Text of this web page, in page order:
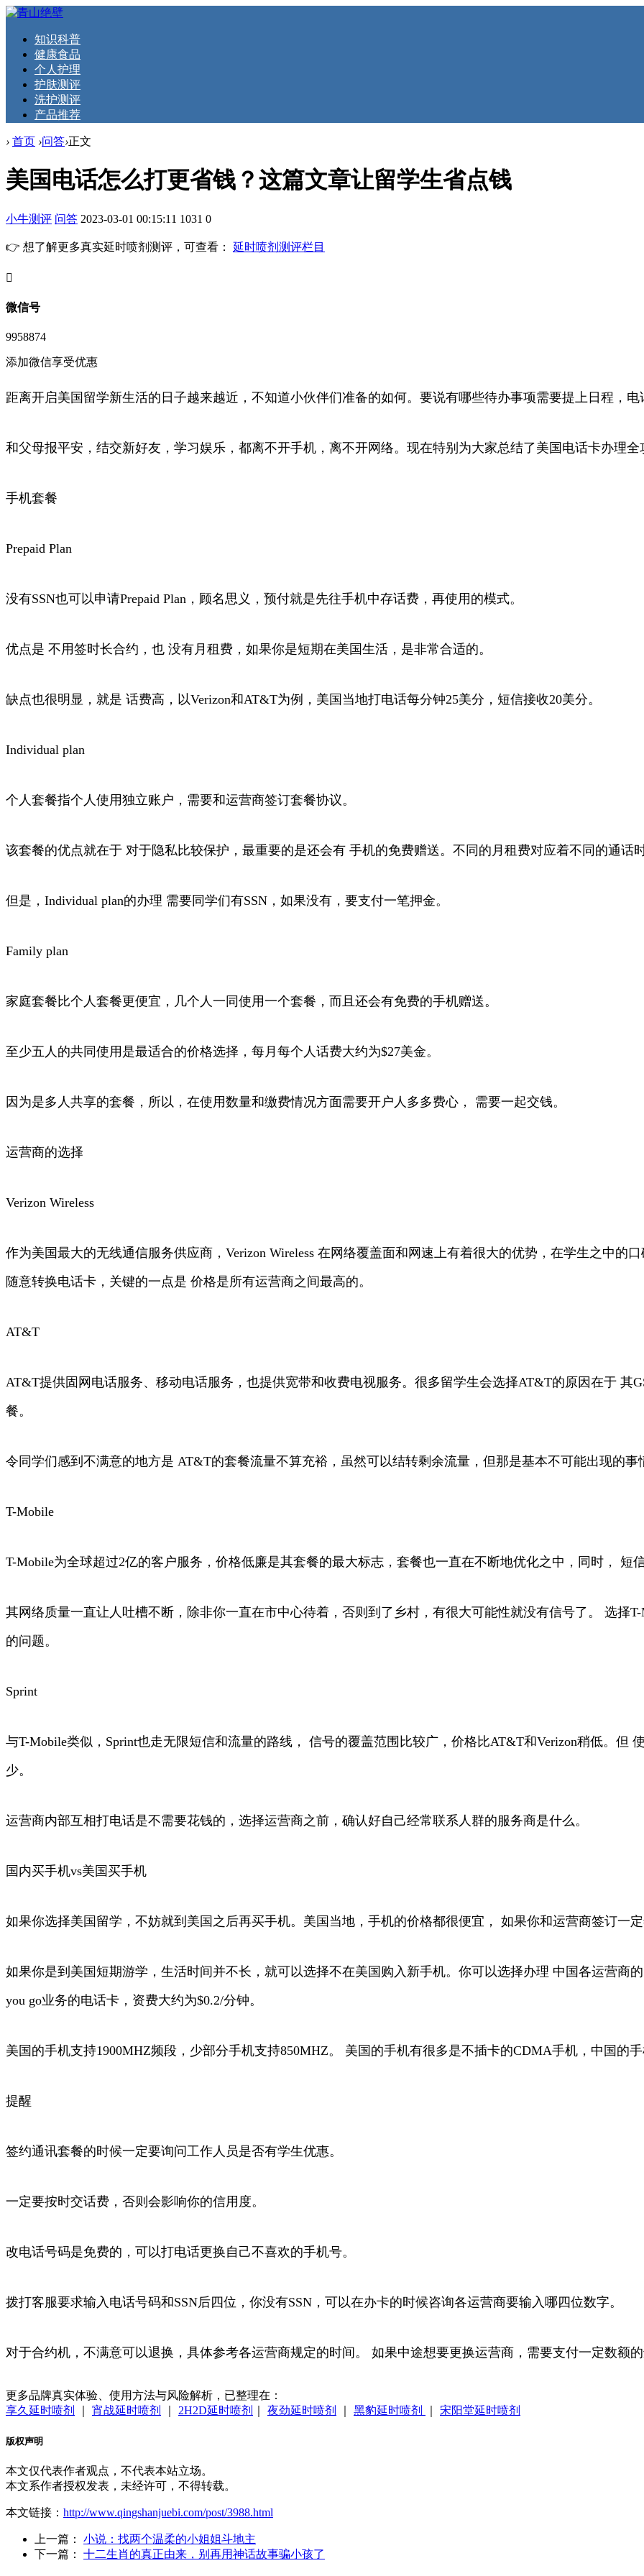
知识科普
健康食品
个人护理
护肤测评
洗护测评
产品推荐
› 首页 ›问答›正文
美国电话怎么打更省钱？这篇文章让留学生省点钱
小牛测评 问答 2023-03-01 00:15:11 1031 0
👉 想了解更多真实延时喷剂测评，可查看： 延时喷剂测评栏目
󦘖
微信号
9958874
添加微信享受优惠
距离开启美国留学新生活的日子越来越近，不知道小伙伴们准备的如何。要说有哪些待办事项需要提上日程，
和父母报平安，结交新好友，学习娱乐，都离不开手机，离不开网络。现在特别为大家总结了美国电话卡办理
手机套餐
Prepaid Plan
没有SSN也可以申请Prepaid Plan，顾名思义，预付就是先往手机中存话费，再使用的模式。
优点是 不用签时长合约，也 没有月租费，如果你是短期在美国生活，是非常合适的。
缺点也很明显，就是 话费高，以Verizon和AT&T为例，美国当地打电话每分钟25美分，短信接收20美分。
Individual plan
个人套餐指个人使用独立账户，需要和运营商签订套餐协议。
该套餐的优点就在于 对于隐私比较保护，最重要的是还会有 手机的免费赠送。不同的月租费对应着不同的通话
但是，Individual plan的办理 需要同学们有SSN，如果没有，要支付一笔押金。
Family plan
家庭套餐比个人套餐更便宜，几个人一同使用一个套餐，而且还会有免费的手机赠送。
至少五人的共同使用是最适合的价格选择，每月每个人话费大约为$27美金。
因为是多人共享的套餐，所以，在使用数量和缴费情况方面需要开户人多多费心， 需要一起交钱。
运营商的选择
Verizon Wireless
作为美国最大的无线通信服务供应商，Verizon Wireless 在网络覆盖面和网速上有着很大的优势，在学生之中的
随意转换电话卡，关键的一点是 价格是所有运营商之间最高的。
AT&T
AT&T提供固网电话服务、移动电话服务，也提供宽带和收费电视服务。很多留学生会选择AT&T的原因在于 其
餐。
令同学们感到不满意的地方是 AT&T的套餐流量不算充裕，虽然可以结转剩余流量，但那是基本不可能出现的
T-Mobile
T-Mobile为全球超过2亿的客户服务，价格低廉是其套餐的最大标志，套餐也一直在不断地优化之中，同时， 短
其网络质量一直让人吐槽不断，除非你一直在市中心待着，否则到了乡村，有很大可能性就没有信号了。 选择
的问题。
Sprint
与T-Mobile类似，Sprint也走无限短信和流量的路线， 信号的覆盖范围比较广，价格比AT&T和Verizon稍低。但
少。
运营商内部互相打电话是不需要花钱的，选择运营商之前，确认好自己经常联系人群的服务商是什么。
国内买手机vs美国买手机
如果你选择美国留学，不妨就到美国之后再买手机。美国当地，手机的价格都很便宜， 如果你和运营商签订一
如果你是到美国短期游学，生活时间并不长，就可以选择不在美国购入新手机。你可以选择办理 中国各运营商
you go业务的电话卡，资费大约为$0.2/分钟。
美国的手机支持1900MHZ频段，少部分手机支持850MHZ。 美国的手机有很多是不插卡的CDMA手机，中国的
提醒
签约通讯套餐的时候一定要询问工作人员是否有学生优惠。
一定要按时交话费，否则会影响你的信用度。
改电话号码是免费的，可以打电话更换自己不喜欢的手机号。
拨打客服要求输入电话号码和SSN后四位，你没有SSN，可以在办卡的时候咨询各运营商要输入哪四位数字。
对于合约机，不满意可以退换，具体参考各运营商规定的时间。 如果中途想要更换运营商，需要支付一定数额
更多品牌真实体验、使用方法与风险解析，已整理在：
享久延时喷剂
宵战延时喷剂 2H2D延时喷剂 夜劲延时喷剂 黑豹延时喷剂 宋阳堂延时喷剂
版权声明
本文仅代表作者观点，不代表本站立场。
本文系作者授权发表，未经许可，不得转载。
本文链接： http://www.qingshanjuebi.com/post/3988.html
上一篇： 小说：找两个温柔的小姐姐斗地主
下一篇： 十二生肖的真正由来，别再用神话故事骗小孩了